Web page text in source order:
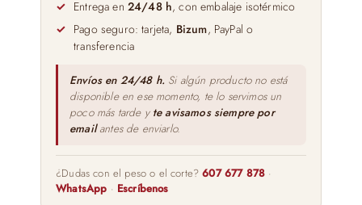
Entrega en 24/48 h, con embalaje isotérmico
Pago seguro: tarjeta, Bizum, PayPal o
transferencia
Envíos en 24/48 h. Si algún producto no está
disponible en ese momento, te lo servimos un
poco más tarde y te avisamos siempre por
emailantes de enviarlo.
¿Dudas con el peso o el corte?607 677 878 ·
WhatsApp · Escríbenos